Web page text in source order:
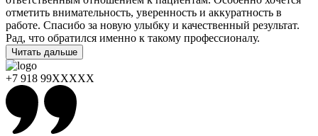
отметить внимательность, уверенность и аккуратность в
работе. Спасибо за новую улыбку и качественный результат.
Рад, что обратился именно к такому профессионалу.
Читать дальше
+7 918 99XXXXX